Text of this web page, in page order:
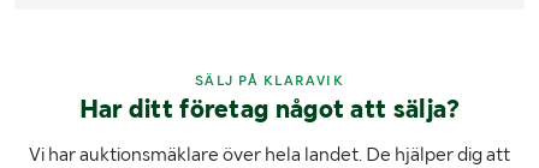
SÄLJ PÅ KLARAVIK
Har ditt företag något att sälja?
Vi har auktionsmäklare över hela landet. De hjälper dig att